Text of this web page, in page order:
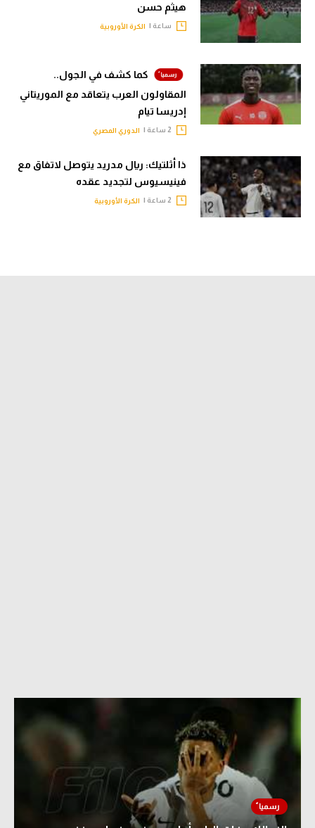
هيثم حسن
ساعة | الكرة الأوروبية
كما كشف في الجول..
المقاولون العرب يتعاقد مع الموريتاني
إدريسا تيام
الدوري المصري
ذا أثلتيك: ريال مدريد يتوصل لاتفاق مع
فينيسيوس لتجديد عقده
الكرة الأوروبية